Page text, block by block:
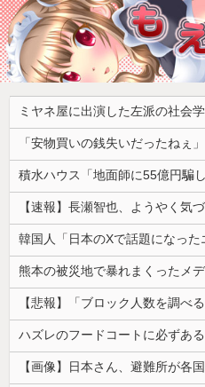
【速報】長瀬智也、ようやく気